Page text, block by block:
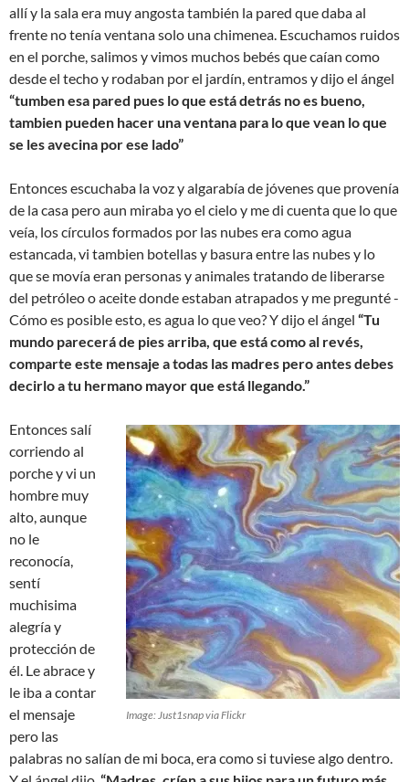
allí y la sala era muy angosta también la pared que daba al
frente no tenía ventana solo una chimenea. Escuchamos ruidos
en el porche, salimos y vimos muchos bebés que caían como
desde el techo y rodaban por el jardín, entramos y dijo el ángel
“tumben esa pared pues lo que está detrás no es bueno,
tambien pueden hacer una ventana para lo que vean lo que
se les avecina por ese lado”
Entonces escuchaba la voz y algarabía de jóvenes que provenía
de la casa pero aun miraba yo el cielo y me di cuenta que lo que
veía, los círculos formados por las nubes era como agua
estancada, vi tambien botellas y basura entre las nubes y lo
que se movía eran personas y animales tratando de liberarse
del petróleo o aceite donde estaban atrapados y me pregunté -
Cómo es posible esto, es agua lo que veo? Y dijo el ángel “Tu
mundo parecerá de pies arriba, que está como al revés,
comparte este mensaje a todas las madres pero antes debes
decirlo a tu hermano mayor que está llegando.”
Image: Just1snap via Flickr
Entonces salí
corriendo al
porche y vi un
hombre muy
alto, aunque
no le
reconocía,
sentí
muchisima
alegría y
protección de
él. Le abrace y
le iba a contar
el mensaje
pero las
palabras no salían de mi boca, era como si tuviese algo dentro.